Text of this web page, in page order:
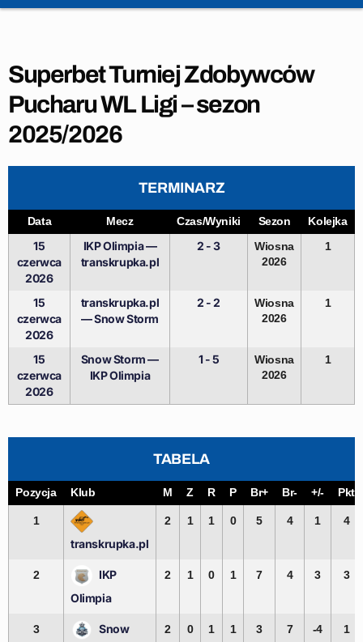
Superbet Turniej Zdobywców
Pucharu WL Ligi – sezon
2025/2026
TERMINARZ
Data Mecz Czas/Wyniki Sezon Kolejka
15
czerwca
2026
IKP Olimpia —
transkrupka.pl
2 - 3
Wiosna
2026
1
15
czerwca
2026
transkrupka.pl
— Snow Storm
2 - 2
Wiosna
2026
1
15
czerwca
2026
Snow Storm —
IKP Olimpia
1 - 5
Wiosna
2026
1
TABELA
Pozycja Klub M Z R P Br+ Br- +/- Pkt
1
transkrupka.pl
2 1 1 0 5 4 1 4
2
IKP
Olimpia
2 1 0 1 7 4 3 3
3
Snow
2 0 1 1 3 7 -4 1